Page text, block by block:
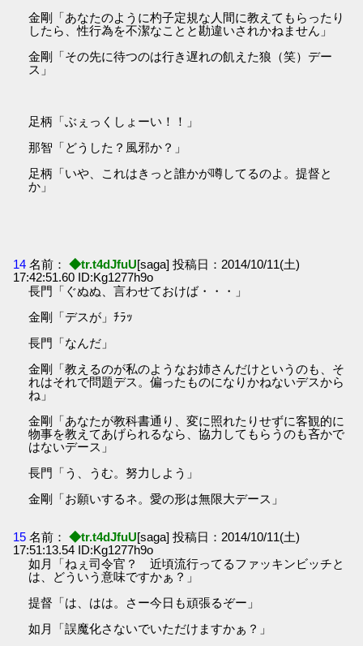
金剛「あなたのように杓子定規な人間に教えてもらったり
したら、性行為を不潔なことと勘違いされかねません」
金剛「その先に待つのは行き遅れの飢えた狼（笑）デー
ス」
足柄「ぶぇっくしょーい！！」
那智「どうした？風邪か？」
足柄「いや、これはきっと誰かが噂してるのよ。提督と
か」
14 名前： ◆tr.t4dJfuU[saga] 投稿日：2014/10/11(土)
17:42:51.60 ID:Kg1277h9o
長門「ぐぬぬ、言わせておけば・・・」
金剛「デスが」ﾁﾗｯ
長門「なんだ」
金剛「教えるのが私のようなお姉さんだけというのも、そ
れはそれで問題デス。偏ったものになりかねないデスから
ね」
金剛「あなたが教科書通り、変に照れたりせずに客観的に
物事を教えてあげられるなら、協力してもらうのも吝かで
はないデース」
長門「う、うむ。努力しよう」
金剛「お願いするネ。愛の形は無限大デース」
15 名前： ◆tr.t4dJfuU[saga] 投稿日：2014/10/11(土)
17:51:13.54 ID:Kg1277h9o
如月「ねぇ司令官？ 近頃流行ってるファッキンビッチと
は、どういう意味ですかぁ？」
提督「は、はは。さー今日も頑張るぞー」
如月「誤魔化さないでいただけますかぁ？」